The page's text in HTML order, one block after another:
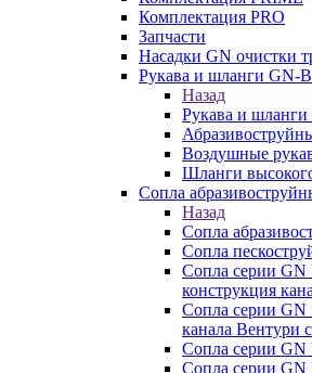
Комплектация PRO
Запчасти
Насадки GN очистки
Рукава и шланги GN-
Назад
Рукава и
Воздушные
Шланги
Сопла
Назад
Сопла
Сопла
Сопла серии GN
конструкция
Сопла серии GN
канала Вентури
Сопла серии
Сопла серии